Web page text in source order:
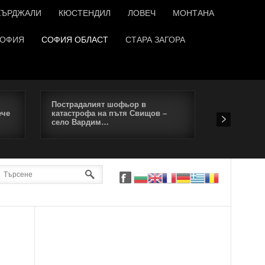
КЮСТЕНДИЛ ЛОВЕЧ МОНТАНА
СОФИЯ ОБЛАСТ СТАРА ЗАГОРА
Пострадалият шофьор в
катастрофа на пътя Свищов –
село Вардим…
напуснат